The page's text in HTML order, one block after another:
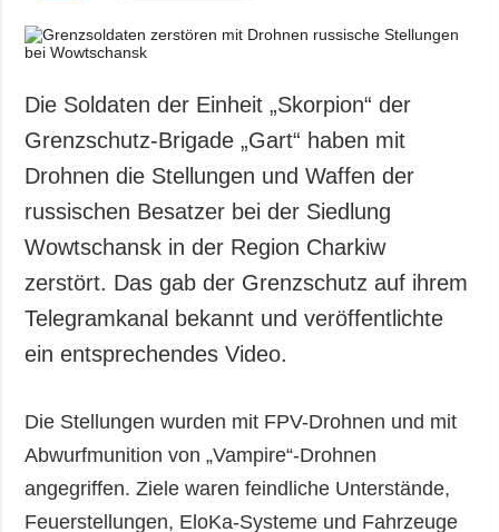
Wirtschaft
Gesellschaft und
Kultur
Sport
Kriminalität
Notstand und
Notfälle
und zum Schutz
ZUSÄTZLICH
Veröffentlichungen
Fotos
Video
LEISTUNGEN
Die Soldaten der Einheit „Skorpion“ der
Grenzschutz-Brigade „Gart“ haben mit
Drohnen die Stellungen und Waffen der
russischen Besatzer bei der Siedlung
Wowtschansk in der Region Charkiw
zerstört. Das gab der Grenzschutz auf ihrem
Telegramkanal bekannt und veröffentlichte
ein entsprechendes Video.
Die Stellungen wurden mit FPV-Drohnen und mit
Abwurfmunition von „Vampire“-Drohnen
angegriffen. Ziele waren feindliche Unterstände,
Feuerstellungen, EloKa-Systeme und Fahrzeuge